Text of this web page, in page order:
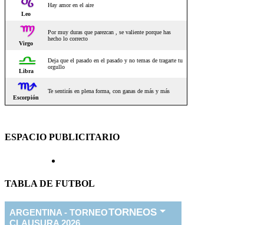
ESPACIO PUBLICITARIO
TABLA DE FUTBOL